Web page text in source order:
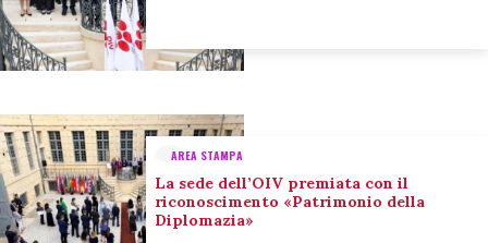
AREA STAMPA
La sede dell’OIV premiata con il
riconoscimento «Patrimonio della
Diplomazia»